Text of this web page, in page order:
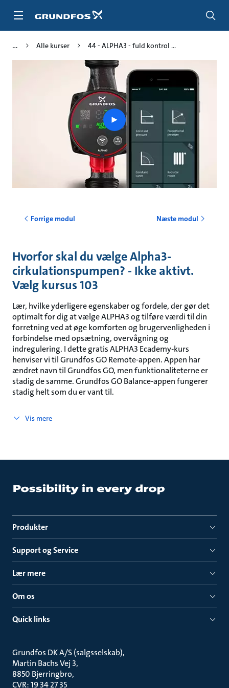
Alle kurser 44 - ALPHA3 - fuld kontrol ...
Play
video
Forrige modul Næste modul
Hvorfor skal du vælge Alpha3-
cirkulationspumpen? - Ikke aktivt.
Vælg kursus 103
Lær, hvilke yderligere egenskaber og fordele, der gør det
optimalt for dig at vælge ALPHA3 og tilføre værdi til din
forretning ved at øge komforten og brugervenligheden i
forbindelse med opsætning, overvågning og
indregulering. I dette gratis ALPHA3 Ecademy-kurs
henviser vi til Grundfos GO Remote-appen. Appen har
ændret navn til Grundfos GO, men funktionaliteterne er
stadig de samme. Grundfos GO Balance-appen fungerer
stadig helt som du er vant til.
Vis mere
Produkter
Support og Service
Lær mere
Om os
Quick links
Grundfos DK A/S (salgsselskab)
Martin Bachs Vej 3
8850 Bjerringbro
CVR: 19 34 27 35